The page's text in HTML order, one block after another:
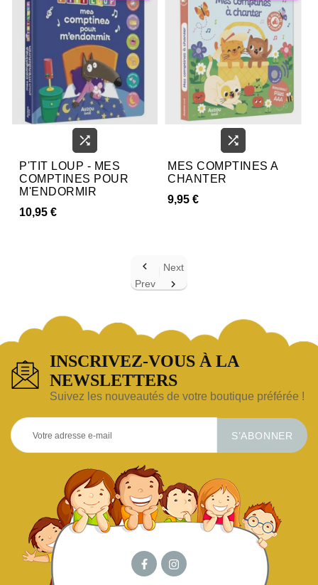

P'TIT LOUP - MES
COMPTINES POUR
M'ENDORMIR
10,95 €

MES COMPTINES A
CHANTER
9,95 €

Prev
Next

INSCRIVEZ-VOUS À LA
NEWSLETTERS
Suivez les nouveautés de votre boutique préférée !
S’ABONNER